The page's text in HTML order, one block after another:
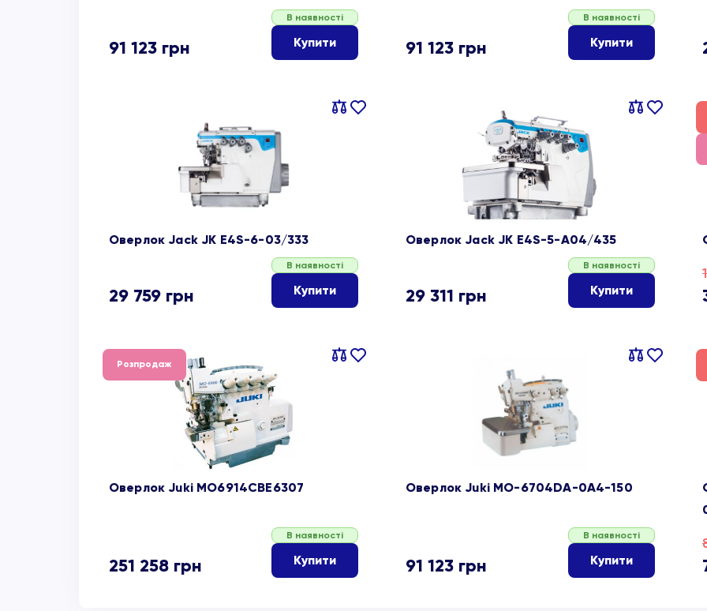
91 123 грн
В наявності
Купити 91 123 грн
В наявності
Купити
Порівняти
В
Оверлок Jack JK E4S-6-03/333
29 759 грн
В наявності
Купити
Порівняти
В
Оверлок Jack JK E4S-5-A04/435
29 311 грн
В наявності
Купити
Порівняти
В
Розпродаж
Оверлок Juki MO6914CBE6307
251 258 грн
В наявності
Купити
Порівняти
В
Оверлок Juki MO-6704DA-0A4-150
91 123 грн
В наявності
Купити